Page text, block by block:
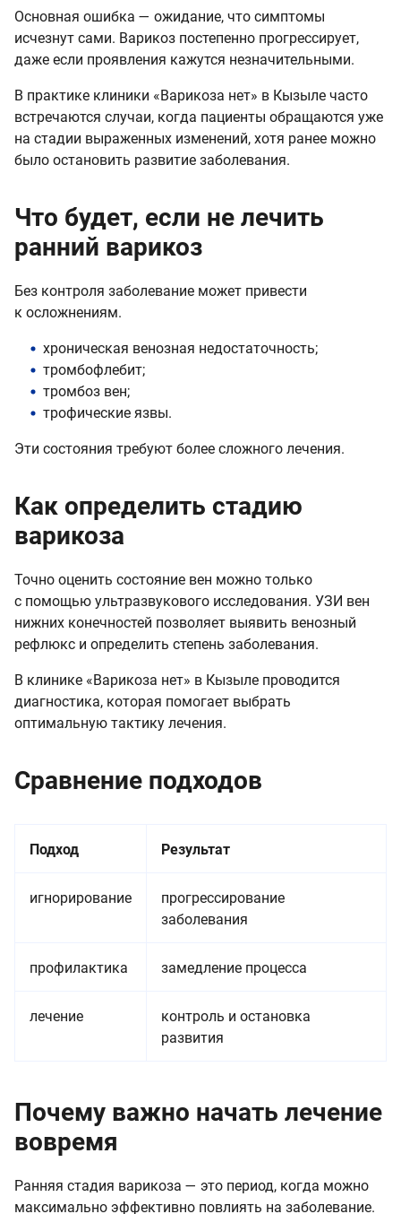
Основная ошибка — ожидание, что симптомы
исчезнут сами. Варикоз постепенно прогрессирует,
даже если проявления кажутся незначительными.
В практике клиники «Варикоза нет» в Кызыле часто
встречаются случаи, когда пациенты обращаются уже
на стадии выраженных изменений, хотя ранее можно
было остановить развитие заболевания.
Что будет, если не лечить
ранний варикоз
Без контроля заболевание может привести
к осложнениям.
хроническая венозная недостаточность;
тромбофлебит;
тромбоз вен;
трофические язвы.
Эти состояния требуют более сложного лечения.
Как определить стадию
варикоза
Точно оценить состояние вен можно только
с помощью ультразвукового исследования. УЗИ вен
нижних конечностей позволяет выявить венозный
рефлюкс и определить степень заболевания.
В клинике «Варикоза нет» в Кызыле проводится
диагностика, которая помогает выбрать
оптимальную тактику лечения.
Сравнение подходов
Подход Результат
игнорирование
прогрессирование
заболевания
профилактика замедление процесса
лечение
контроль и остановка
развития
Почему важно начать лечение
вовремя
Ранняя стадия варикоза — это период, когда можно
максимально эффективно повлиять на заболевание.